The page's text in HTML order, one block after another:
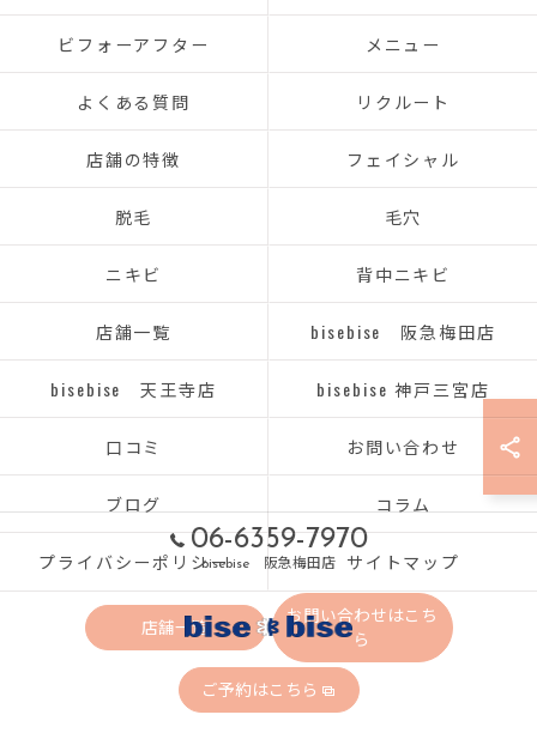
06-6359-7970
bisebise 阪急梅田店
店舗一覧
お問い合わせはこち
ら
ご予約はこちら
ビフォーアフター メニュー
よくある質問 リクルート
店舗の特徴 フェイシャル
脱毛 毛穴
ニキビ 背中ニキビ
店舗一覧 bisebise 阪急梅田店
bisebise 天王寺店 bisebise 神戸三宮店
口コミ お問い合わせ
ブログ コラム
プライバシーポリシー サイトマップ
© 2026 大阪府梅田のエステならbisebise ALL RIGHTS RESERVED.